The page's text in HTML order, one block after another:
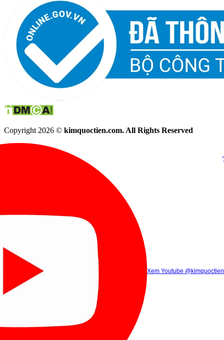
Copyright 2026 © kimquoctien.com. All Rights Reserved
Xem Tik Tok
(8h00 - 21h30)
(8h00 -
Gọi điện (8h00 - 21h30)
Xem Youtube @kimquoctien